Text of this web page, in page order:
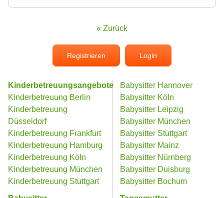
« Zurück
Registrieren Login
Kinderbetreuungsangebote
Kinderbetreuung Berlin
Kinderbetreuung
Düsseldorf
Kinderbetreuung Frankfurt
Kinderbetreuung Hamburg
Kinderbetreuung Köln
Kinderbetreuung München
Kinderbetreuung Stuttgart
Babysitter Hannover
Babysitter Köln
Babysitter Leipzig
Babysitter München
Babysitter Stuttgart
Babysitter Mainz
Babysitter Nürnberg
Babysitter Duisburg
Babysitter Bochum